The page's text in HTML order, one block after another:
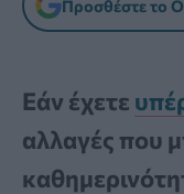
Προσθέστε το
Εάν έχετε
αλλαγές που